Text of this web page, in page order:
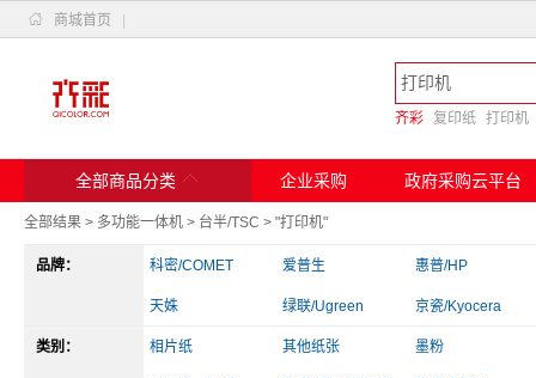
 商城首页
齐彩 复印纸 打印机
全部商品分类  企业采购 政府采购云平台
全部结果 > 多功能一体机 > 台半/TSC > "打印机"
品牌： 科密/COMET 爱普生 惠普/HP
天姝 绿联/Ugreen 京瓷/Kyocera
斑马 兄弟 实达
类别： 相片纸 其他纸张 墨粉